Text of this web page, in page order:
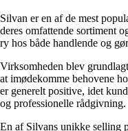
Silvan er en af de mest
deres omfattende sortiment
ry hos både handlende og
Virksomheden blev
at imødekomme behovene
er generelt positive, idet
og professionelle rådgivning.
En af Silvans unikke selling